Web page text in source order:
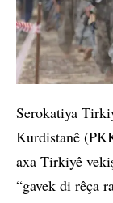
Serokatiya
Kurdistanê
axa Tirkiyê
“gavek di rêça